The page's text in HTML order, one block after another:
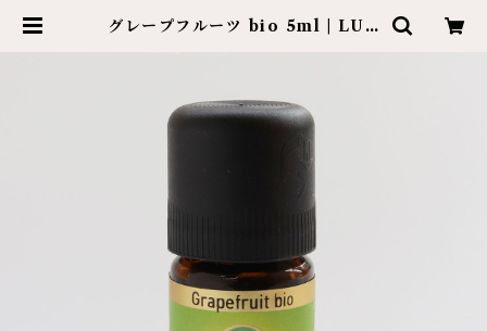
グレープフルーツ bio 5ml | LUX